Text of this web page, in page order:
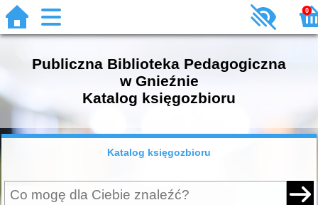
0
Publiczna Biblioteka Pedagogiczna
w Gnieźnie
Katalog księgozbioru
Katalog księgozbioru